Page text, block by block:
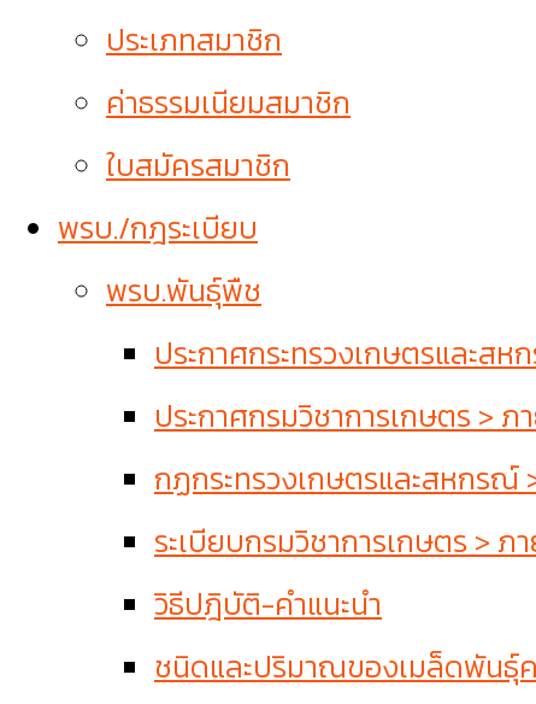
ประเภทสมาชิก
ค่าธรรมเนียมสมาชิก
ใบสมัครสมาชิก
พรบ./กฎระเบียบ
พรบ.พันธุ์พืช
ประกาศกระทรวงเกษตรและส
ประกาศกรมวิชาการเกษตร >
กฏกระทรวงเกษตรและสหกร
ระเบียบกรมวิชาการเกษตร >
วิธีปฎิบัติ-คำแนะนำ
ชนิดและปริมาณของเมล็ดพันธุ์